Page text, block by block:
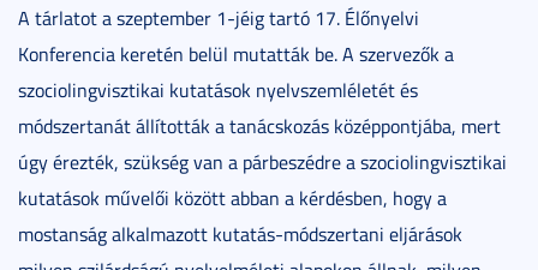
A tárlatot a szeptember 1-jéig tartó 17. Élőnyelvi
Konferencia keretén belül mutatták be. A szervezők a
szociolingvisztikai kutatások nyelvszemléletét és
módszertanát állították a tanácskozás középpontjába, mert
úgy érezték, szükség van a párbeszédre a szociolingvisztikai
kutatások művelői között abban a kérdésben, hogy a
mostanság alkalmazott kutatás-módszertani eljárások